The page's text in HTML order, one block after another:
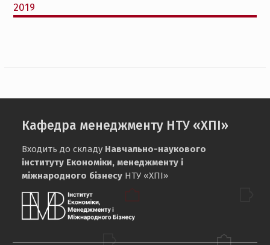
2019
Кафедра менеджменту НТУ «ХПІ»
Входить до складу Навчально-наукового
інституту Економіки, менеджменту і
міжнародного бізнесу НТУ «ХПІ»